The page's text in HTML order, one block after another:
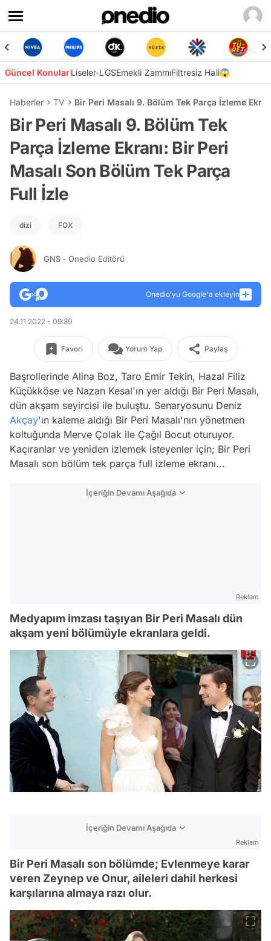
Güncel KonularLiseler-LGSEmekli ZammıFiltresiz Hali😱
Haberler TV Bir Peri Masalı 9. Bölüm Tek Parça İzleme
Bir Peri Masalı 9. Bölüm Tek
Parça İzleme Ekranı: Bir Peri
Masalı Son Bölüm Tek Parça
Full İzle
dizi FOX
GNS - Onedio Editörü
Onedio’yu Google'a ekleyin
24.11.2022 - 09:39
Favori Yorum Yap Paylaş
Başrollerinde Alina Boz, Taro Emir Tekin, Hazal Filiz
Küçükköse ve Nazan Kesal'ın yer aldığı Bir Peri Masalı,
dün akşam seyircisi ile buluştu. Senaryosunu Deniz
Akçay'ın kaleme aldığı Bir Peri Masalı'nın yönetmen
koltuğunda Merve Çolak ile Çağıl Bocut oturuyor.
Kaçıranlar ve yeniden izlemek isteyenler için; Bir Peri
Masalı son bölüm tek parça full izleme ekranı...
İçeriğin Devamı Aşağıda
Reklam
Medyapım imzası taşıyan Bir Peri Masalı dün
akşam yeni bölümüyle ekranlara geldi.
İçeriğin Devamı Aşağıda
Reklam
Bir Peri Masalı son bölümde; Evlenmeye karar
veren Zeynep ve Onur, aileleri dahil herkesi
karşılarına almaya razı olur.